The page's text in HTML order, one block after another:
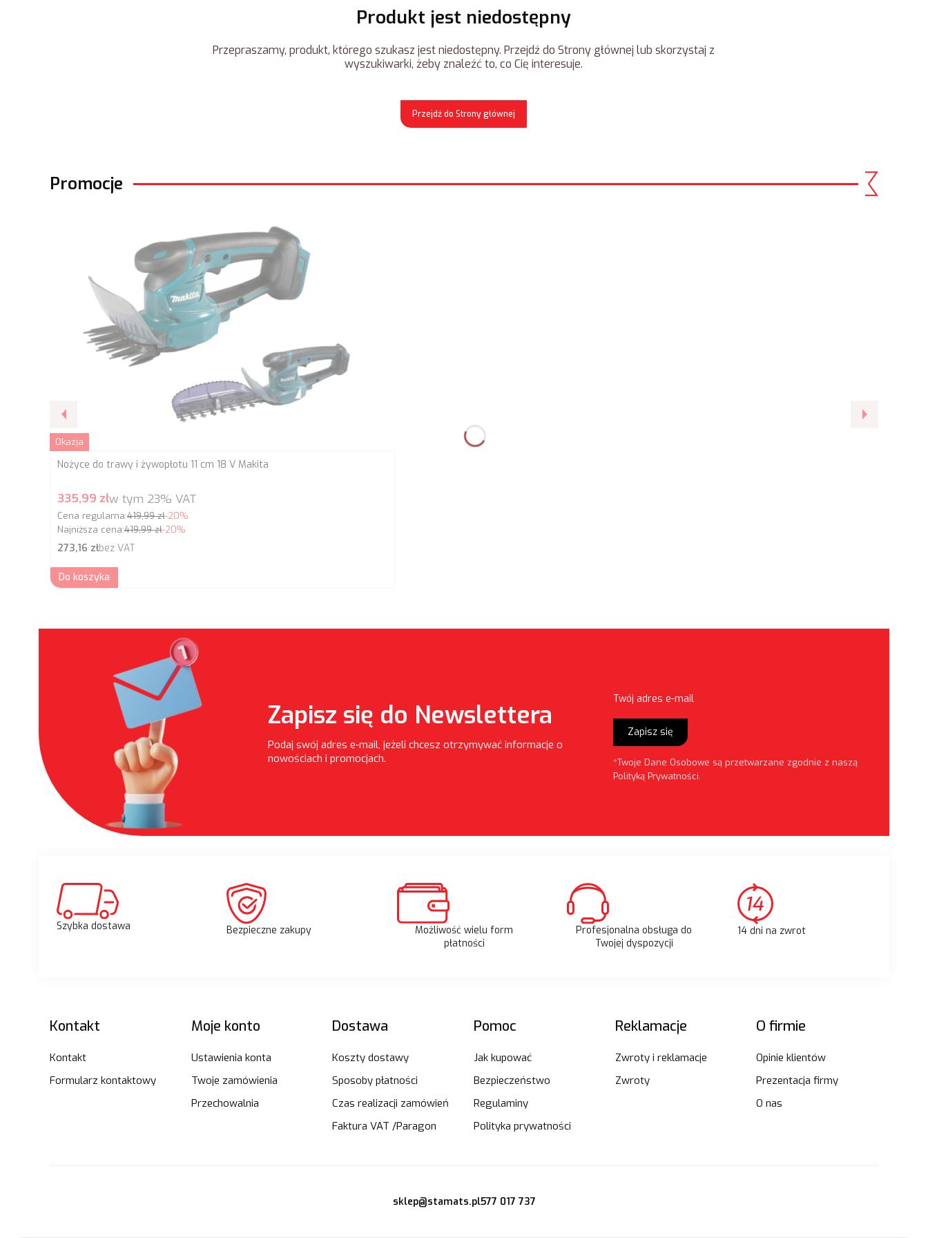
Produkt jest niedostępny
Przepraszamy, produkt, którego szukasz jest niedostępny. Przejdź do Strony głównej lub skorzystaj z
wyszukiwarki, żeby znaleźć to, co Cię interesuje.
Przejdź do Strony głównej
Promocje
Okazja
Nożyce do trawy i żywopłotu 11 cm 18 V Makita
Cena promocyjna brutto
335,99 złw tym 23% VAT
Cena regularna:419,99 zł-20%
Najniższa cena:419,99 zł-20%
Cena netto
273,16 złbez VAT
Do koszyka
Zapisz się do Newslettera
Podaj swój adres e-mail, jeżeli chcesz otrzymywać informacje o
nowościach i promocjach.
Twój adres e-mail
Zapisz się
*Twoje Dane Osobowe są przetwarzane zgodnie z naszą
Polityką Prywatności.
Szybka dostawa Bezpieczne zakupy
Możliwość wielu form
płatności
Profesjonalna obsługa do
Twojej dyspozycji
14 dni na zwrot
Linki w stopce
Kontakt
Kontakt
Formularz kontaktowy
Moje konto
Ustawienia konta
Twoje zamówienia
Przechowalnia
Dostawa
Koszty dostawy
Sposoby płatności
Czas realizacji zamówień
Faktura VAT /Paragon
Pomoc
Jak kupować
Bezpieczeństwo
Regulaminy
Polityka prywatności
Reklamacje
Zwroty i reklamacje
Zwroty
O firmie
Opinie klientów
Prezentacja firmy
O nas
sklep@stamats.pl577 017 737